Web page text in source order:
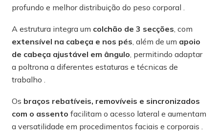
profundo e melhor distribuição do peso corporal .
A estrutura integra um colchão de 3 secções , com
extensível na cabeça e nos pés , além de um apoio
de cabeça ajustável em ângulo , permitindo adaptar
a poltrona a diferentes estaturas e técnicas de
trabalho .
Os braços rebatíveis, removíveis e sincronizados
com o assento facilitam o acesso lateral e aumentam
a versatilidade em procedimentos faciais e corporais .